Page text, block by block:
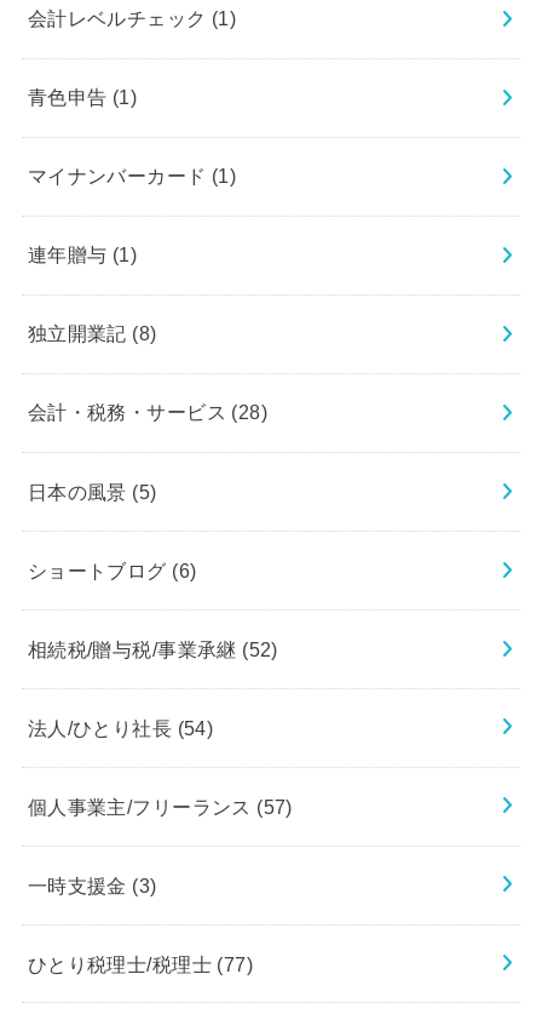
会計レベルチェック (1)
青色申告 (1)
マイナンバーカード (1)
連年贈与 (1)
独立開業記 (8)
会計・税務・サービス (28)
日本の風景 (5)
ショートブログ (6)
相続税/贈与税/事業承継 (52)
法人/ひとり社長 (54)
個人事業主/フリーランス (57)
一時支援金 (3)
ひとり税理士/税理士 (77)